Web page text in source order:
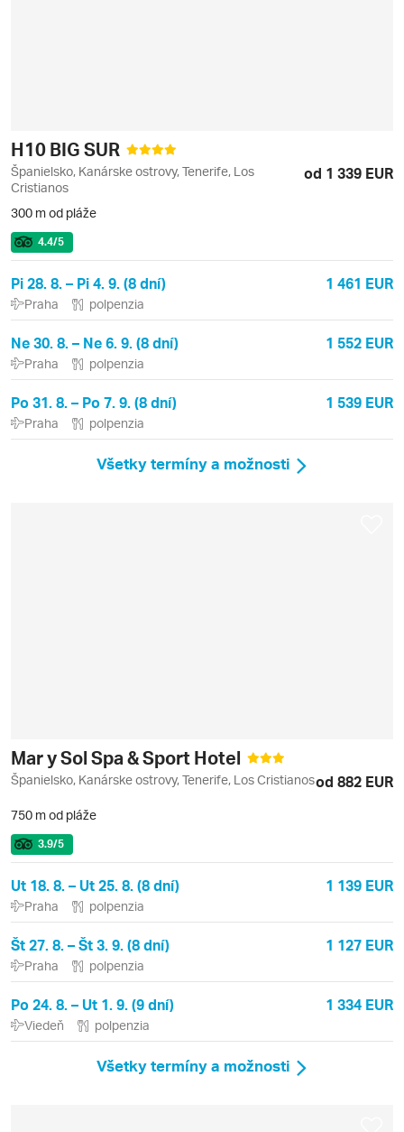
H10 BIG SUR
Španielsko, Kanárske ostrovy, Tenerife, Los
Cristianos
od 1 339 EUR
300 m od pláže
4.4/5
Pi 28. 8. – Pi 4. 9. (8 dní) 1 461 EUR
Praha polpenzia
Ne 30. 8. – Ne 6. 9. (8 dní) 1 552 EUR
Praha polpenzia
Po 31. 8. – Po 7. 9. (8 dní) 1 539 EUR
Praha polpenzia
Všetky termíny a možnosti
Mar y Sol Spa & Sport Hotel
Španielsko, Kanárske ostrovy, Tenerife, Los Cristianosod 882 EUR
750 m od pláže
3.9/5
Ut 18. 8. – Ut 25. 8. (8 dní) 1 139 EUR
Praha polpenzia
Št 27. 8. – Št 3. 9. (8 dní) 1 127 EUR
Praha polpenzia
Po 24. 8. – Ut 1. 9. (9 dní) 1 334 EUR
Viedeň polpenzia
Všetky termíny a možnosti